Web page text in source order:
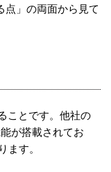
点」の両面から見て
ことです。他社の
が搭載されてお
ます。